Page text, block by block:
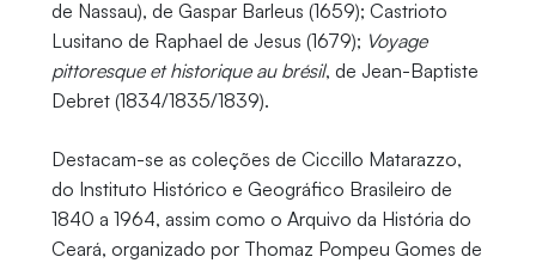
de Nassau), de Gaspar Barleus (1659); Castrioto
Lusitano de Raphael de Jesus (1679); Voyage
pittoresque et historique au brésil, de Jean-Baptiste
Debret (1834/1835/1839).
Destacam-se as coleções de Ciccillo Matarazzo,
do Instituto Histórico e Geográfico Brasileiro de
1840 a 1964, assim como o Arquivo da História do
Ceará, organizado por Thomaz Pompeu Gomes de